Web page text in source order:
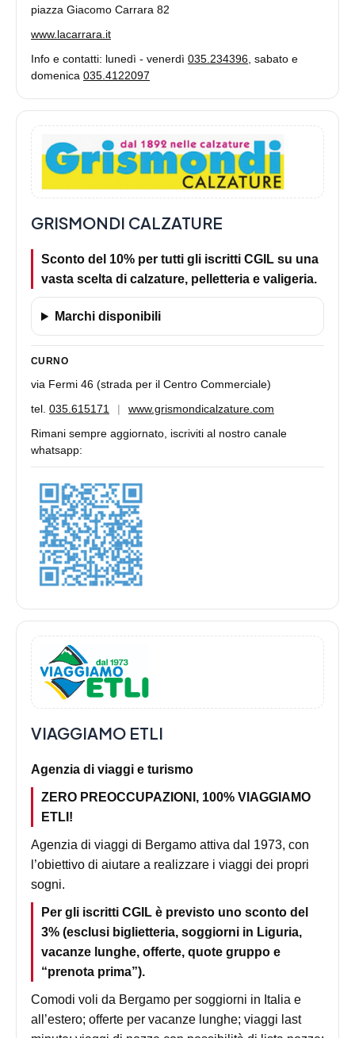
piazza Giacomo Carrara 82
www.lacarrara.it
Info e contatti: lunedì - venerdì 035.234396, sabato e
domenica 035.4122097
GRISMONDI CALZATURE
Sconto del 10% per tutti gli iscritti CGIL su una
vasta scelta di calzature, pelletteria e valigeria.
Marchi disponibili
CURNO
via Fermi 46 (strada per il Centro Commerciale)
tel. 035.615171 |
www.grismondicalzature.com
Rimani sempre aggiornato, iscriviti al nostro canale
whatsapp:
VIAGGIAMO ETLI
Agenzia di viaggi e turismo
ZERO PREOCCUPAZIONI, 100% VIAGGIAMO
ETLI!
Agenzia di viaggi di Bergamo attiva dal 1973, con
l’obiettivo di aiutare a realizzare i viaggi dei propri
sogni.
Per gli iscritti CGIL è previsto uno sconto del
3% (esclusi biglietteria, soggiorni in Liguria,
vacanze lunghe, offerte, quote gruppo e
“prenota prima”).
Comodi voli da Bergamo per soggiorni in Italia e
all’estero; offerte per vacanze lunghe; viaggi last